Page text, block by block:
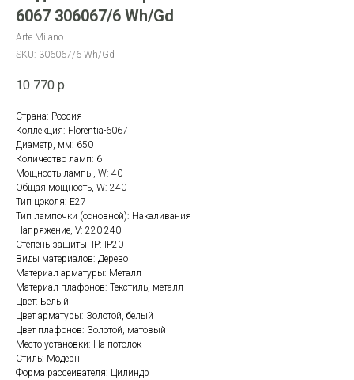
6067 306067/6 Wh/Gd
Arte Milano
SKU: 306067/6 Wh/Gd
10 770 р.
Страна: Россия
Коллекция: Florentia-6067
Диаметр, мм: 650
Количество ламп: 6
Мощность лампы, W: 40
Общая мощность, W: 240
Тип цоколя: E27
Тип лампочки (основной): Накаливания
Напряжение, V: 220-240
Степень защиты, IP: IP20
Виды материалов: Дерево
Материал арматуры: Металл
Материал плафонов: Текстиль, металл
Цвет: Белый
Цвет арматуры: Золотой, белый
Цвет плафонов: Золотой, матовый
Место установки: На потолок
Стиль: Модерн
Форма рассеивателя: Цилиндр